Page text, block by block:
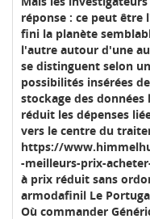
réponse : ce peut être
fini la planète
l'autre autour d'une
se distinguent selon
possibilités insérées
stockage des
réduit les dépenses
vers le centre du
https://
-meilleurs-prix-
à prix réduit sans
armodafinil Le
Où commander